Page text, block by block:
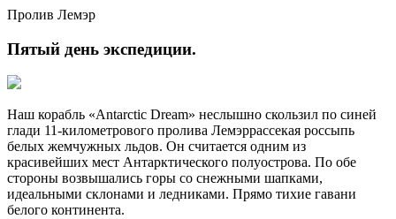
Пролив Лемэр
Пятый день экспедиции.
Наш корабль «Antarctic Dream» неслышно скользил по синей
глади 11-километрового пролива Лемэррассекая россыпь
белых жемчужных льдов. Он считается одним из
красивейших мест Антарктического полуострова. По обе
стороны возвышались горы со снежными шапками,
идеальными склонами и ледниками. Прямо тихие гавани
белого континента.